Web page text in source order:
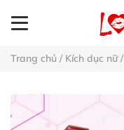
Trang chủ / Kích dục nữ/